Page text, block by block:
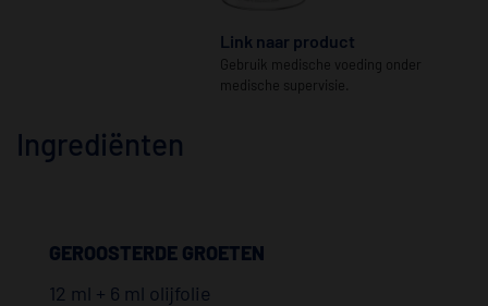
Ingrediënten
GEROOSTERDE GROETEN
12 ml + 6 ml olijfolie
Link naar product
Gebruik medische voeding onder
medische supervisie.